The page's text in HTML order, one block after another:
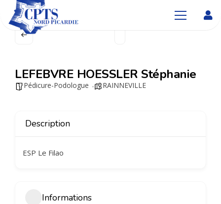
LEFEBVRE HOESSLER Stéphanie
Pédicure-Podologue RAINNEVILLE
Description
ESP Le Filao
Informations